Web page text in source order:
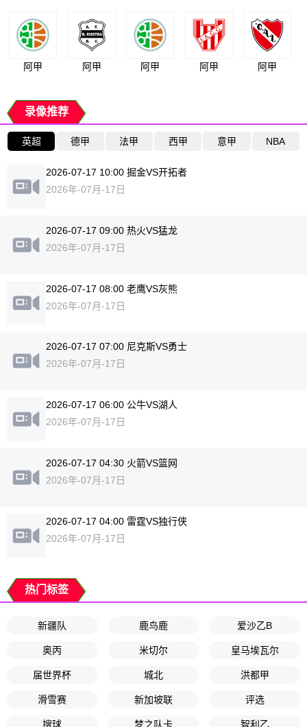
阿甲 阿甲 阿甲 阿甲 阿甲
录像推荐
英超 德甲 法甲 西甲 意甲 NBA
2026-07-17 10:00 掘金VS开拓者
2026年-07月-17日
2026-07-17 09:00 热火VS猛龙
2026年-07月-17日
2026-07-17 08:00 老鹰VS灰熊
2026年-07月-17日
2026-07-17 07:00 尼克斯VS勇士
2026年-07月-17日
2026-07-17 06:00 公牛VS湖人
2026年-07月-17日
2026-07-17 04:30 火箭VS篮网
2026年-07月-17日
2026-07-17 04:00 雷霆VS独行侠
2026年-07月-17日
热门标签
新疆队 鹿鸟鹿 爱沙乙B
奥丙 米切尔 皇马埃瓦尔
届世界杯 城北 洪都甲
滑雪赛 新加坡联 评选
搜球 梦之队卡 智利乙